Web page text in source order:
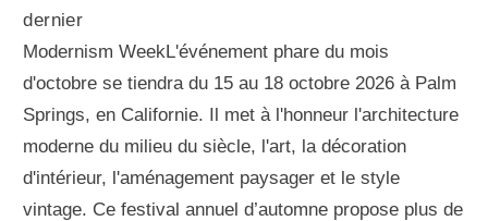
dernier
Modernism WeekL'événement phare du mois
d'octobre se tiendra du 15 au 18 octobre 2026 à Palm
Springs, en Californie. Il met à l'honneur l'architecture
moderne du milieu du siècle, l'art, la décoration
d'intérieur, l'aménagement paysager et le style
vintage. Ce festival annuel d’automne propose plus de